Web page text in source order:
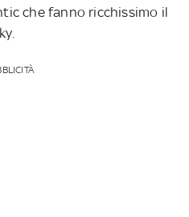
che fanno ricchissimo il